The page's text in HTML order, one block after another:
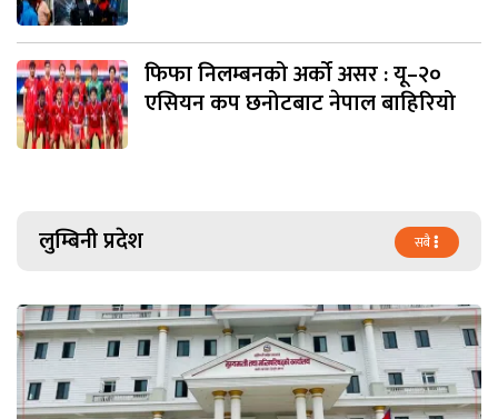
फिफा निलम्बनको अर्को असर : यू–२०
एसियन कप छनोटबाट नेपाल बाहिरियो
लुम्बिनी प्रदेश सबै